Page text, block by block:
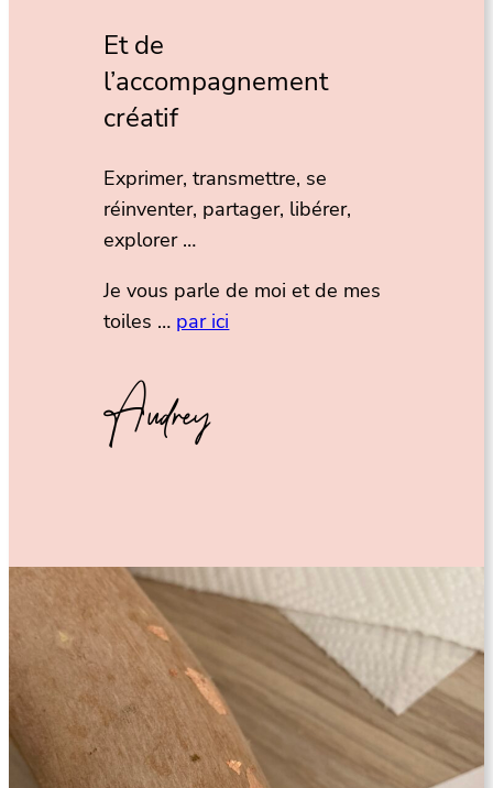
Et de
l’accompagnement
créatif
Exprimer, transmettre, se
réinventer, partager, libérer,
explorer …
Je vous parle de moi et de mes
toiles … par ici
Audrey